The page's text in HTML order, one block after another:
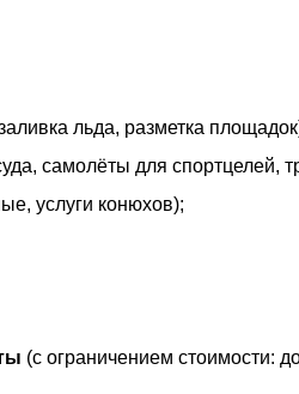
льда, разметка
самолёты для спортцелей,
услуги конюхов);
(с ограничением стоимости: